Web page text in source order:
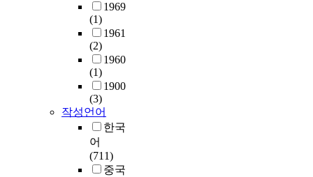
1969
(1)
1961
(2)
1960
(1)
1900
(3)
작성언어
한국
어
(711)
중국